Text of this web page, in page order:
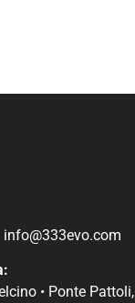
info@333evo.com
• Ponte Pattoli,